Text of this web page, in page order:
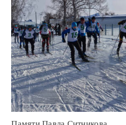
Читать